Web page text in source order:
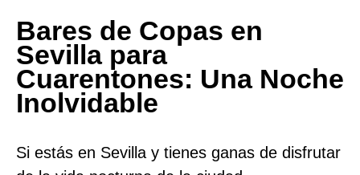
Bares de Copas en
Sevilla para
Cuarentones: Una Noche
Inolvidable
Si estás en Sevilla y tienes ganas de disfrutar